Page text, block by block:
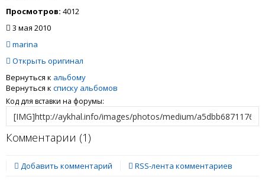
Просмотров: 4012
3 мая 2010
marina
Открыть оригинал
Вернуться к альбому
Вернуться к списку альбомов
Код для вставки на форумы:
Комментарии (1)
Добавить комментарий RSS-лента комментариев